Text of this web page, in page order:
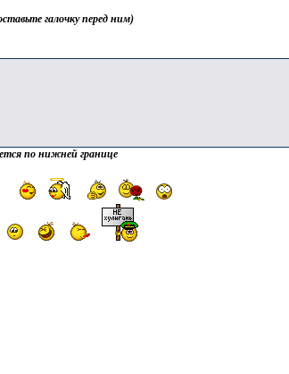
галочку перед ним)
по нижней границе